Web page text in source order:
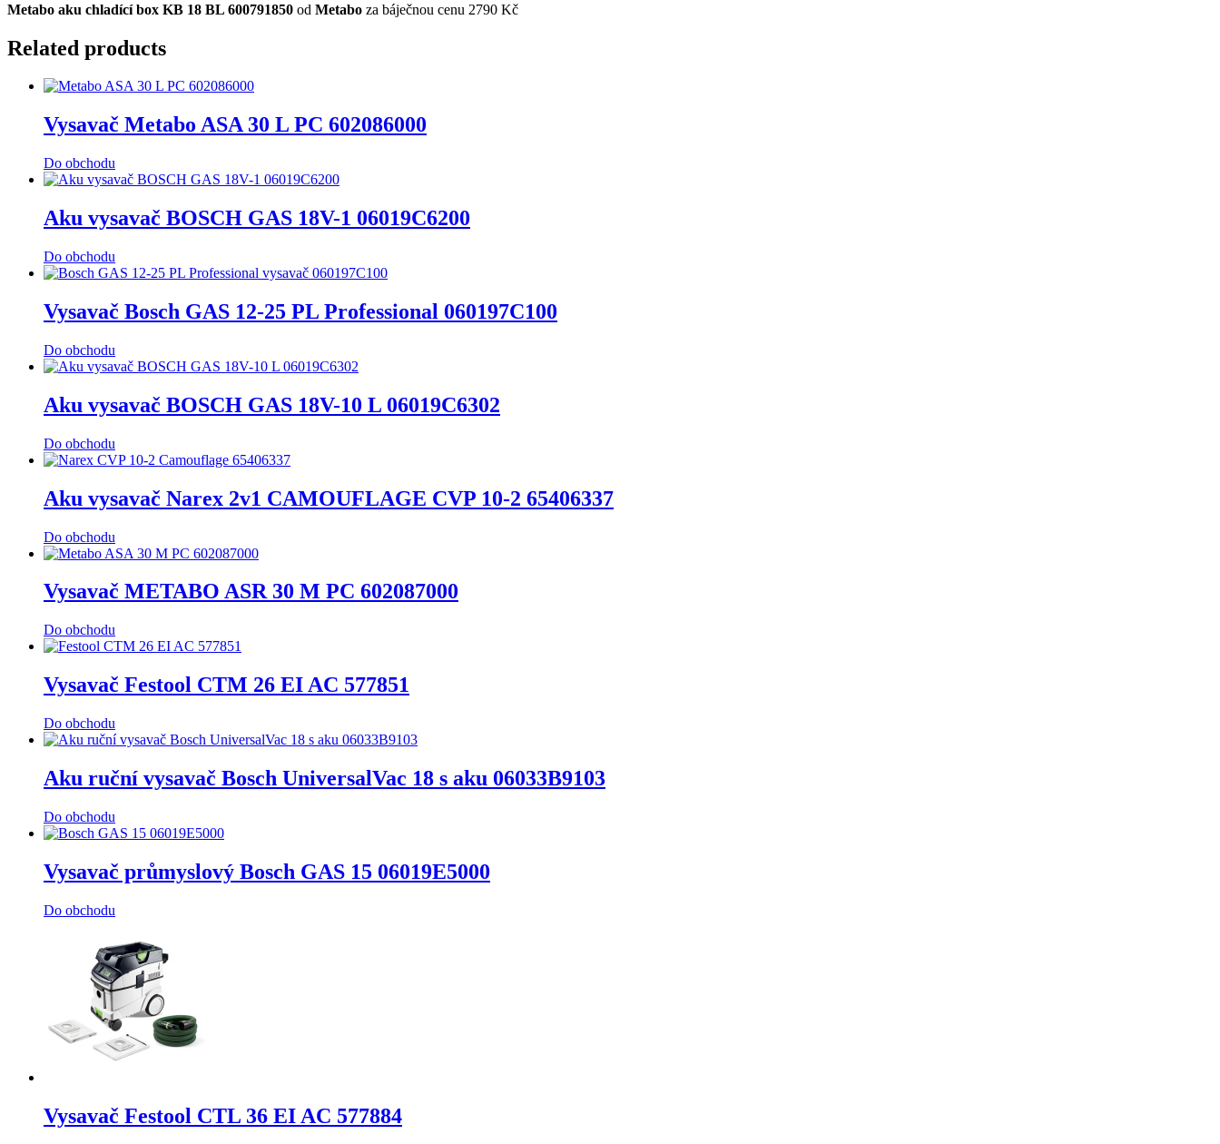
Metabo aku chladící box KB 18 BL 600791850 od Metabo za báječnou cenu 2790 Kč
Related products
Vysavač Metabo ASA 30 L PC 602086000
Do obchodu
Aku vysavač BOSCH GAS 18V-1 06019C6200
Do obchodu
Vysavač Bosch GAS 12-25 PL Professional 060197C100
Do obchodu
Aku vysavač BOSCH GAS 18V-10 L 06019C6302
Do obchodu
Aku vysavač Narex 2v1 CAMOUFLAGE CVP 10-2 65406337
Do obchodu
Vysavač METABO ASR 30 M PC 602087000
Do obchodu
Vysavač Festool CTM 26 EI AC 577851
Do obchodu
Aku ruční vysavač Bosch UniversalVac 18 s aku 06033B9103
Do obchodu
Vysavač průmyslový Bosch GAS 15 06019E5000
Do obchodu
Vysavač Festool CTL 36 EI AC 577884